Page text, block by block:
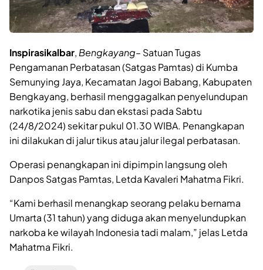
Inspirasikalbar, Bengkayang– Satuan Tugas
Pengamanan Perbatasan (Satgas Pamtas) di Kumba
Semunying Jaya, Kecamatan Jagoi Babang, Kabupaten
Bengkayang, berhasil menggagalkan penyelundupan
narkotika jenis sabu dan ekstasi pada Sabtu
(24/8/2024) sekitar pukul 01.30 WIBA. Penangkapan
ini dilakukan di jalur tikus atau jalur ilegal perbatasan.
Operasi penangkapan ini dipimpin langsung oleh
Danpos Satgas Pamtas, Letda Kavaleri Mahatma Fikri.
“Kami berhasil menangkap seorang pelaku bernama
Umarta (31 tahun) yang diduga akan menyelundupkan
narkoba ke wilayah Indonesia tadi malam,” jelas Letda
Mahatma Fikri.